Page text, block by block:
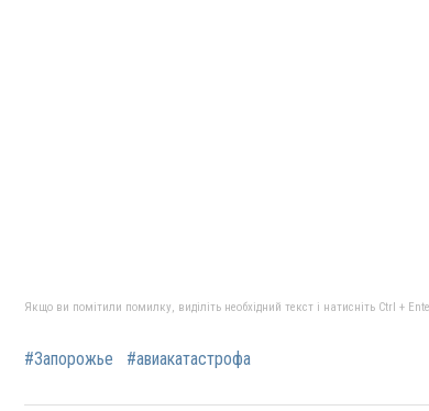
Якщо ви помітили помилку, виділіть необхідний текст і натисніть Ctrl +
#Запорожье #авиакатастрофа